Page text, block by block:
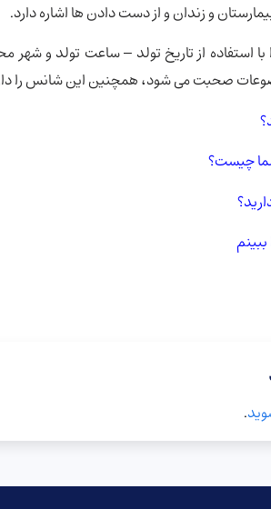
و زندان و از دست دادن ها اشاره دارد.
با استفاده از تاریخ تولد – ساعت تولد و
صحبت می شود، همچنین این شانس را
چیست؟
.